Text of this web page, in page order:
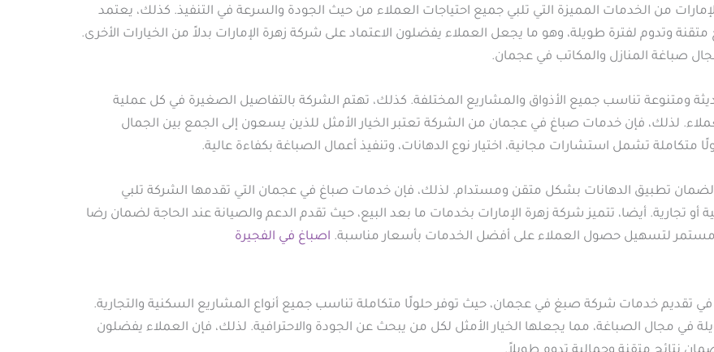
من الخدمات المميزة التي تلبي جميع احتياجات العملاء من حيث الجودة والسرعة في التنفيذ. كذلك، يعتمد
وتدوم لفترة طويلة، وهو ما يجعل العملاء يفضلون الاعتماد على شركة زهرة الإمارات بدلاً من الخيارات الأخرى.
صباغة المنازل والمكاتب في عجمان.
ومتنوعة تناسب جميع الأذواق والمشاريع المختلفة. كذلك، تهتم الشركة بالتفاصيل الصغيرة في كل عملية
لذلك، فإن خدمات صباغ في عجمان من الشركة تعتبر الخيار الأمثل للذين يسعون إلى الجمع بين الجمال
متكاملة تشمل استشارات مجانية، اختيار نوع الدهانات، وتنفيذ أعمال الصباغة بكفاءة عالية.
لضمان تطبيق الدهانات بشكل متقن ومستدام. لذلك، فإن خدمات صباغ في عجمان التي تقدمها الشركة تلبي
تجارية. أيضا، تتميز شركة زهرة الإمارات بخدمات ما بعد البيع، حيث تقدم الدعم والصيانة عند الحاجة لضمان رضا
مستمر لتسهيل حصول العملاء على أفضل الخدمات بأسعار مناسبة. اصباغ في الفجيرة
تقديم خدمات شركة صبغ في عجمان، حيث توفر حلولًا متكاملة تناسب جميع أنواع المشاريع السكنية والتجارية.
مجال الصباغة، مما يجعلها الخيار الأمثل لكل من يبحث عن الجودة والاحترافية. لذلك، فإن العملاء يفضلون